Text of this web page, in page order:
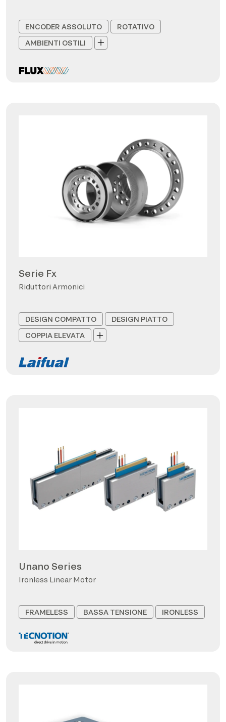
ENCODER ASSOLUTO
ROTATIVO
AMBIENTI OSTILI
Serie Fx
Riduttori Armonici
DESIGN COMPATTO
DESIGN PIATTO
COPPIA ELEVATA
Unano Series
Ironless Linear Motor
FRAMELESS BASSA TENSIONE IRONLESS